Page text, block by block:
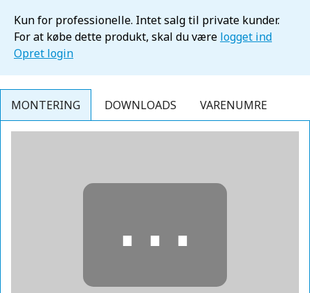
Kun for professionelle. Intet salg til private kunder.
For at købe dette produkt, skal du være logget ind
Opret login
MONTERING DOWNLOADS VARENUMRE
⋯